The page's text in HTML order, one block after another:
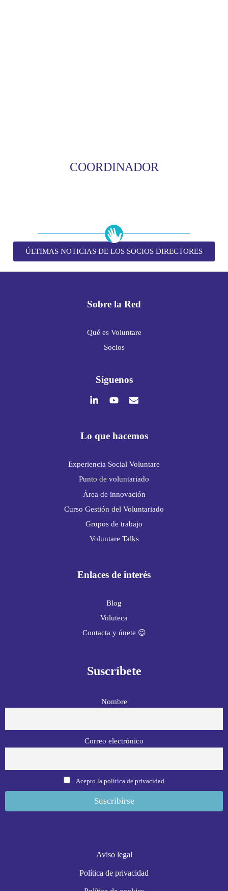
COORDINADOR
ÚLTIMAS NOTICIAS DE LOS SOCIOS DIRECTORES
Sobre la Red
Qué es Voluntare
Socios
Síguenos
Lo que hacemos
Experiencia Social Voluntare
Punto de voluntariado
Área de innovación
Curso Gestión del Voluntariado
Grupos de trabajo
Voluntare Talks
Enlaces de interés
Blog
Voluteca
Contacta y únete 😉
Suscríbete
Nombre
Correo electrónico
Acepto la política de privacidad
Aviso legal
Política de privacidad